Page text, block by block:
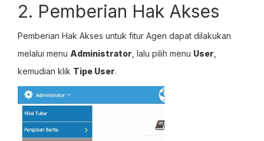
2. Pemberian Hak Akses
Pemberian Hak Akses untuk fitur Agen dapat dilakukan
melalui menu Administrator , lalu pilih menu User
kemudian klik Tipe User.